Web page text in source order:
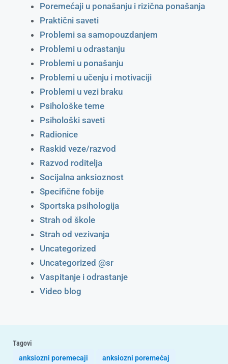
Poremećaji u ponašanju i rizična ponašanja
Praktični saveti
Problemi sa samopouzdanjem
Problemi u odrastanju
Problemi u ponašanju
Problemi u učenju i motivaciji
Problemi u vezi braku
Psihološke teme
Psihološki saveti
Radionice
Raskid veze/razvod
Razvod roditelja
Socijalna anksioznost
Specifične fobije
Sportska psihologija
Strah od škole
Strah od vezivanja
Uncategorized
Uncategorized @sr
Vaspitanje i odrastanje
Video blog
Tagovi
anksiozni poremecaji
anksiozni poremećaj